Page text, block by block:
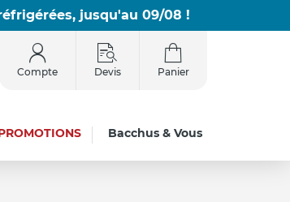
jusqu'au 09/08 !
Compte Devis Panier
Bacchus & Vous